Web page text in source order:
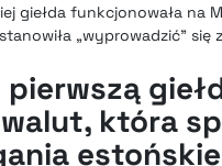
giełda funkcjonowała na
„wyprowadzić” się
która